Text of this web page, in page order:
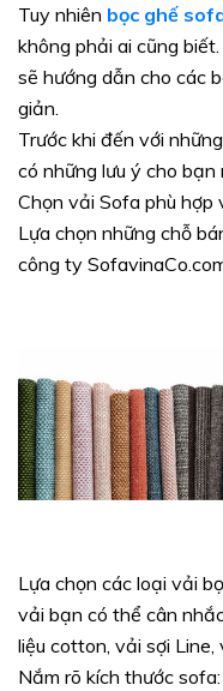
Tuy nhiên bọc ghế
không phải ai cũng
sẽ hướng dẫn cho các
giản.
Trước khi đến với
có những lưu ý cho bạn
Chọn vải Sofa phù hợp
Lựa chọn những chỗ
công ty
Lựa chọn các loại vải
vải bạn có thể cân
liệu cotton, vải sợi Line,
Nắm rõ kích thước